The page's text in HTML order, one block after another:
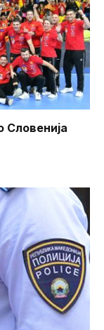
Словенија